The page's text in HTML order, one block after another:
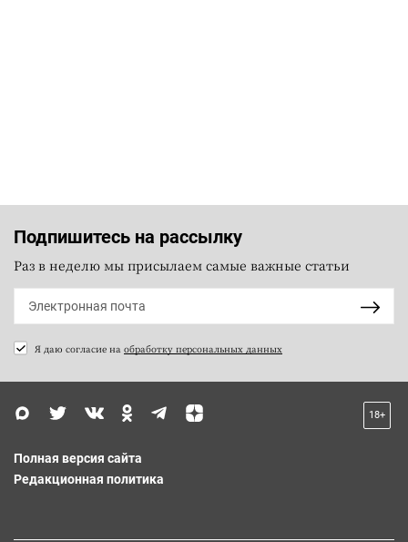
Подпишитесь на рассылку
Раз в неделю мы присылаем самые важные статьи
Я даю согласие на обработку персональных данных
18+
Полная версия сайта
Редакционная политика